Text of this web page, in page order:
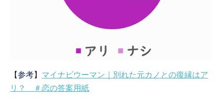
【参考】 マイナビウーマン｜別れた元カノとの復縁はア
リ？ ＃恋の答案用紙